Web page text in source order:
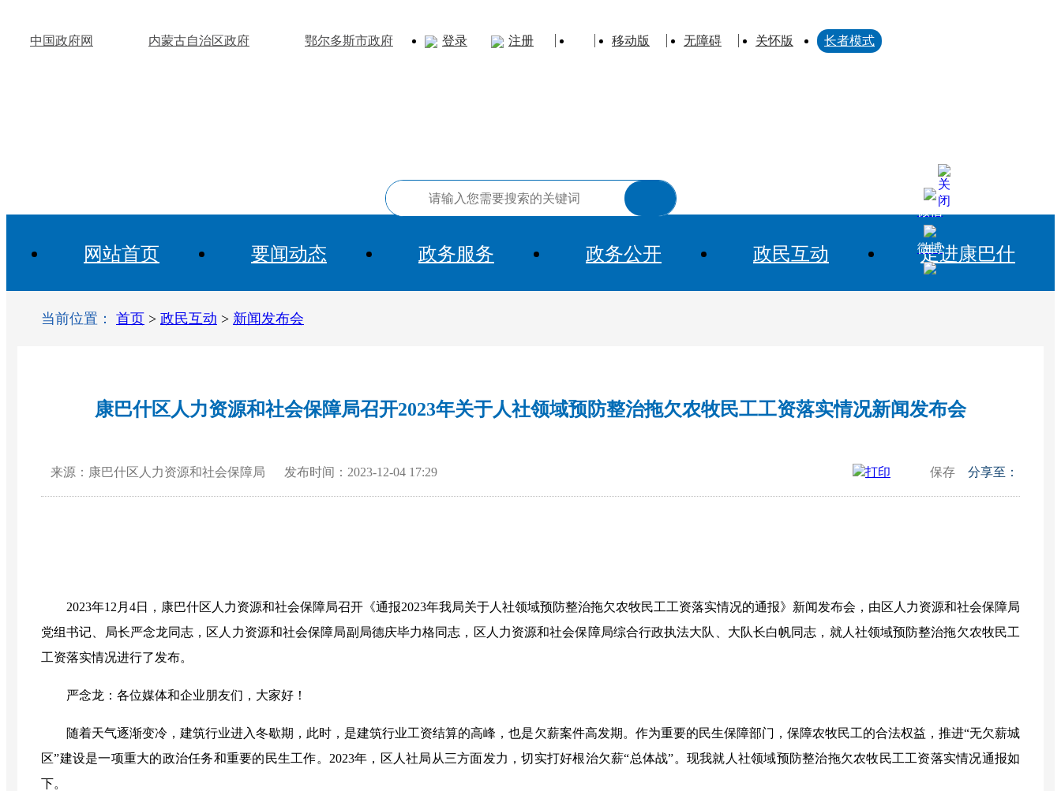
中国政府网 内蒙古自治区政府 鄂尔多斯市政府 登录 注册 移动版 无障碍 关怀版 长者模式
网站首页 要闻动态 政务服务 政务公开 政民互动 走进康巴什
当前位置： 首页 > 政民互动 > 新闻发布会
康巴什区人力资源和社会保障局召开2023年关于人社领域预防整治拖欠农牧民工工资落实情况新闻发布会
来源：康巴什区人力资源和社会保障局 发布时间：2023-12-04 17:29 打印 保存 分享至：
2023年12月4日，康巴什区人力资源和社会保障局召开《通报2023年我局关于人社领域预防整治拖欠农牧民工工资落实情况的通报》新闻发布会，由区人力资源和社会保障局
党组书记、局长严念龙同志，区人力资源和社会保障局副局德庆毕力格同志，区人力资源和社会保障局综合行政执法大队、大队长白帆同志， 就人社领域预防整治拖欠农牧民工
工资落实情况进行了发布。
严念龙 ： 各位媒体和企业朋友们，大家好！
随着天气逐渐变冷，建筑行业进入冬歇期，此时，是建筑行业工资结算的高峰，也是欠薪案件高发期。作为重要的民生保障部门，保障农牧民工的合法权益，推进“无欠薪城
区”建设是一项重大的政治任务和重要的民生工作。 2023年，区人社局从三方面发力，切实打好根治欠薪“总体战”。现我就人社领域预防整治拖欠农牧民工工资落实情况通报如
下。
微信
微博